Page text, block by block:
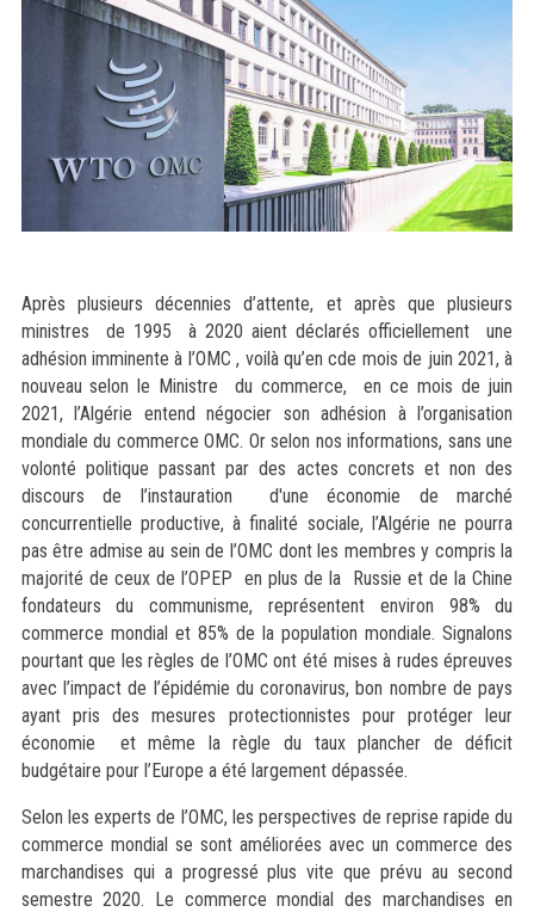
Après plusieurs décennies d’attente, et après que plusieurs
ministres de 1995 à 2020 aient déclarés officiellement une
adhésion imminente à l’OMC , voilà qu’en cde mois de juin 2021, à
nouveau selon le Ministre du commerce, en ce mois de juin
2021, l’Algérie entend négocier son adhésion à l’organisation
mondiale du commerce OMC. Or selon nos informations, sans une
volonté politique passant par des actes concrets et non des
discours de l’instauration d'une économie de marché
concurrentielle productive, à finalité sociale, l’Algérie ne pourra
pas être admise au sein de l’OMC dont les membres y compris la
majorité de ceux de l’OPEP en plus de la Russie et de la Chine
fondateurs du communisme, représentent environ 98% du
commerce mondial et 85% de la population mondiale. Signalons
pourtant que les règles de l’OMC ont été mises à rudes épreuves
avec l’impact de l’épidémie du coronavirus, bon nombre de pays
ayant pris des mesures protectionnistes pour protéger leur
économie et même la règle du taux plancher de déficit
budgétaire pour l’Europe a été largement dépassée.
Selon les experts de l’OMC, les perspectives de reprise rapide du
commerce mondial se sont améliorées avec un commerce des
marchandises qui a progressé plus vite que prévu au second
semestre 2020. Le commerce mondial des marchandises en